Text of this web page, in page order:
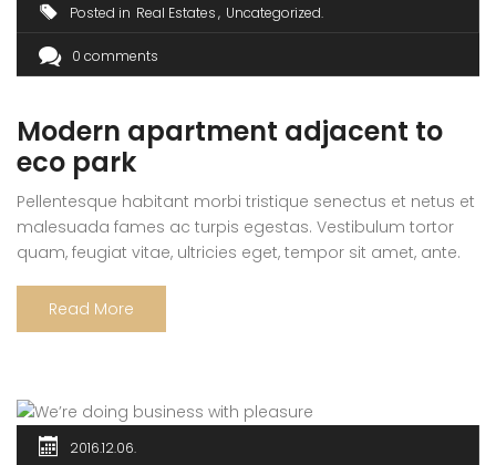
Posted in Real Estates Uncategorized
0 comments
Modern apartment adjacent to
eco park
Pellentesque habitant morbi tristique senectus et netus et
malesuada fames ac turpis egestas. Vestibulum tortor
quam, feugiat vitae, ultricies eget, tempor sit amet, ante.
ultricies mi vitae est. Mauris placerat eleifend leo. Quisque
sit amet est et sapien ullamcorper pharetra. Vestibulum
Read More
2016.12.06.